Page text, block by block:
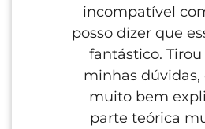
incompatível
posso dizer que
fantástico.
minhas dúvidas,
muito bem
parte teórica